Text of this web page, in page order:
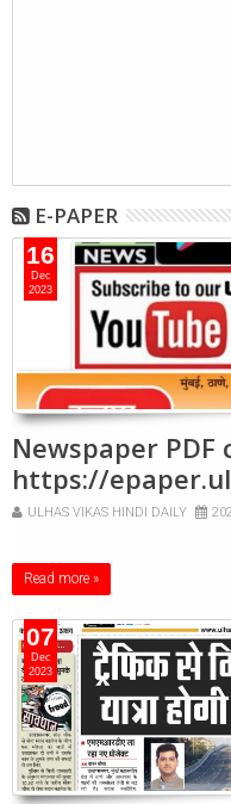
E-PAPER
16
Dec
2023
Newspaper PDF
https://
ULHAS VIKAS HINDI DAILY
Read more »
07
Dec
2023